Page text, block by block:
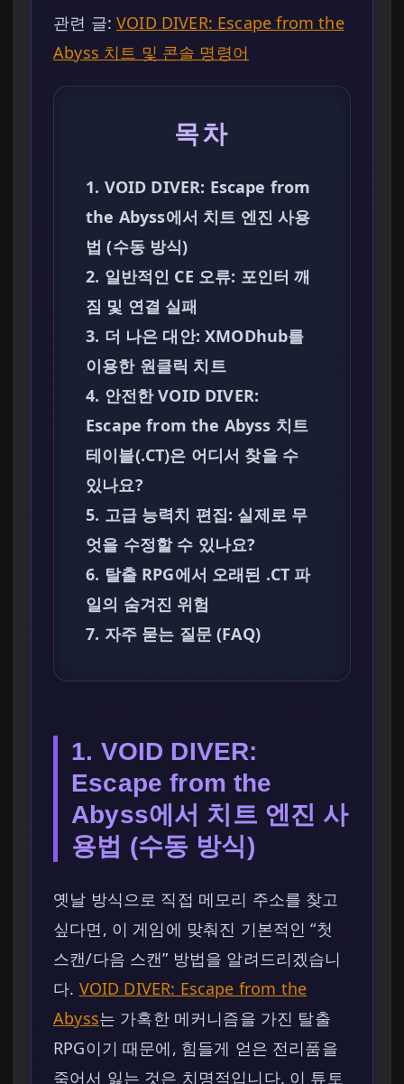
관련 글:VOID DIVER: Escape from the
Abyss 치트 및 콘솔 명령어
목차
1. VOID DIVER: Escape from
the Abyss에서 치트 엔진 사용
법 (수동 방식)
2. 일반적인 CE 오류: 포인터 깨
짐 및 연결 실패
3. 더 나은 대안: XMODhub를
이용한 원클릭 치트
4. 안전한 VOID DIVER:
Escape from the Abyss 치트
테이블(.CT)은 어디서 찾을 수
있나요?
5. 고급 능력치 편집: 실제로 무
엇을 수정할 수 있나요?
6. 탈출 RPG에서 오래된 .CT 파
일의 숨겨진 위험
7. 자주 묻는 질문 (FAQ)
1. VOID DIVER:
Escape from the
Abyss에서 치트 엔진 사
용법 (수동 방식)
옛날 방식으로 직접 메모리 주소를 찾고
싶다면, 이 게임에 맞춰진 기본적인 “첫
스캔/다음 스캔” 방법을 알려드리겠습니
다. VOID DIVER: Escape from the
Abyss는 가혹한 메커니즘을 가진 탈출
RPG이기 때문에, 힘들게 얻은 전리품을
죽어서 잃는 것은 치명적입니다. 이 튜토